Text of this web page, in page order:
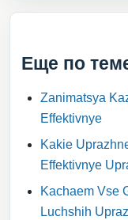
Еще по
Zanimatsya
Effektivnye
Kakie
Effektivnye
Kachaem Vse
Luchshih